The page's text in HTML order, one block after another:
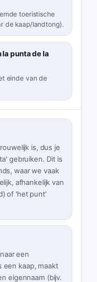
toeristische
de kaap/landtong).
la punta de la
einde van de
is, dus je
gebruiken. Dit is
waar we vaak
afhankelijk van
of 'het punt'
een
een kaap, maakt
eigennaam (bijv.